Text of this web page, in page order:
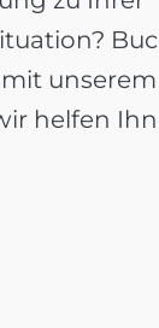
unserem
helfen